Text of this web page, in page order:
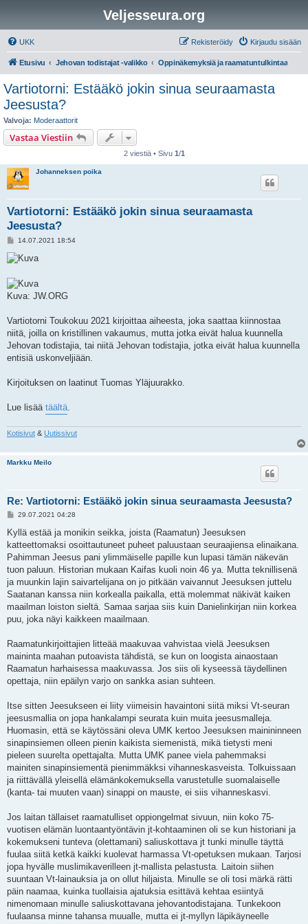
Veljesseura.org
UKK Kirjaudu sisään
Rekisteröidy
Etusivu Jehovan todistajat -valikko Oppinäkemyksiä ja raamatuntulkintaa
Vartiotorni: Estääkö jokin sinua seuraamasta
Jeesusta?
Valvoja: Moderaattorit
Vastaa Viestiin
2 viestiä • Sivu 1/1
Johanneksen poika
Vartiotorni: Estääkö jokin sinua seuraamasta
Jeesusta?
V
e
s
i
14.07.2021 18:54
Kuva: JW.ORG
Vartiotorni Toukokuu 2021 kirjoittaa aiheesta, joka saattaa kiinnostaa
niitä, joilla on kristillinen vakaumus, mutta jotka eivät halua kuunnella
Jehovan todistajia, tai niitä Jehovan todistajia, jotka eivät halua kuunnella
entisiä uskonveljiään.
Kirjoituksen on laatinut Tuomas Yläjuurakko.
Lue lisää täältä
Kotisivut &Uutissivut
Markku Meilo
Re: Vartiotorni: Estääkö jokin sinua seuraamasta Jeesusta?
V
e
s
t
i
29.07.2021 04:28
Kyllä estää ja monikin seikka, joista (Raamatun) Jeesuksen
katteettomaksi osoittautuneet puheet paluustaan seuraajiensa elinaikana.
Pahimman Jeesus pani ylimmäiselle papille kun lupasi tämän näkevän
tuon paluun. Historian mukaan Kaifas kuoli noin 46 ya. Mutta teknillisenä
ja muunkin lajin saivartelijana on jo pitkään vaivannut Jeesuksen juttelu
Saatanan kanssa niin korkealla paikalla, että molemmat näkivät kaiken
maailman loiston sieltä. Samaa sarjaa siis kuin Danielinkirjan niin korkea
puu, joka näyi kaikkeen maailmaan.
Raamatunkirjoittajien litteää maakuvaa vahvistaa vielä Jeesuksen
maininta maahan putoavista tähdistä, se kun on loogista ainaostaan
Raamatun harhaisessa maakuvassa. Jos siis oli kyseessä täydellinen
opettaja, niin epäilyn varjo on sankka asian suhteen.
Itse sitten Jeesukseen ei liity viimeisin havaintoni siitä miksi Vt-seuran
jeesusmallia on jopa hankalampi seurata kuin muita jeesusmalleja.
Huomasin, että se käytössäni oleva UMK kertoo Jeesuksen mainininneen
sinapinsiemen olleen pienin kaikista siemenistä, mikä tietysti meni
pieleen suurelta opettajalta. Mutta UMK panee viela pahemmaksi
mainiten sinapinsiementä pienimmäkksi vihanneskasveista. Tolkuissaan
ja riittävällä yleisellä elämänkokemuksella varustetulle suomalaiselle
(kanta- tai muuten vaan) sinappi on mauste, ei siis vihanneskasvi.
Jos laitan tällaiset raamatulliset oppiongelmat sivuun, niin koko 75-
vuotisen elämän luontaantyöntävin jt-kohtaaminen oli se kun historiani ja
kokemukseni tunteva (olettamani) saliuskottava jt tunki minulle täyttä
fuulaa siitä ketkä kaikki kuolevat harmassa Vt-opetuksen mukaan. Tarjosi
jopa hyvälle muslimikaverilleen jt-mallista pelastusta. Laitoin siihen
suuntaan Vt-lainauksia ja on ollut hiljaista. Minulle se oli tosi märkä rätti
päin naamaa, kuinka tuollaisia ajatuksia esittävä kehtaa esiintyä
nimenomaan minulle saliuskottavana jehovantodistajana. Tunkekoon
fuulaansa minne tahansa muualle, mutta ei jt-myllyn läpikäyneelle